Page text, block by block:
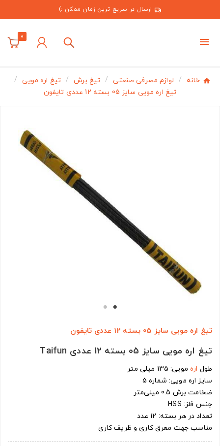
ارسال در سریع ترین زمان ممکن :)
0
خانه لوازم مصرفی صنعتی تیغ برش
تیغ اره مویی
تیغ اره مویی سایز 05 بسته 12 عددی تایفون
تیغ اره مویی سایز 05 بسته 12 عددی تایفون
تیغ اره مویی سایز 05 بسته 12 عددی Taifun
طول ارهمویی: 135 میلی متر
سایز اره مویی: شماره 5
ضخامت برش 0.5 میلی‌متر
جنس فلز: HSS
تعداد در هر بسته: 12 عدد
مناسب جهت معرق کاری و ظریف کاری